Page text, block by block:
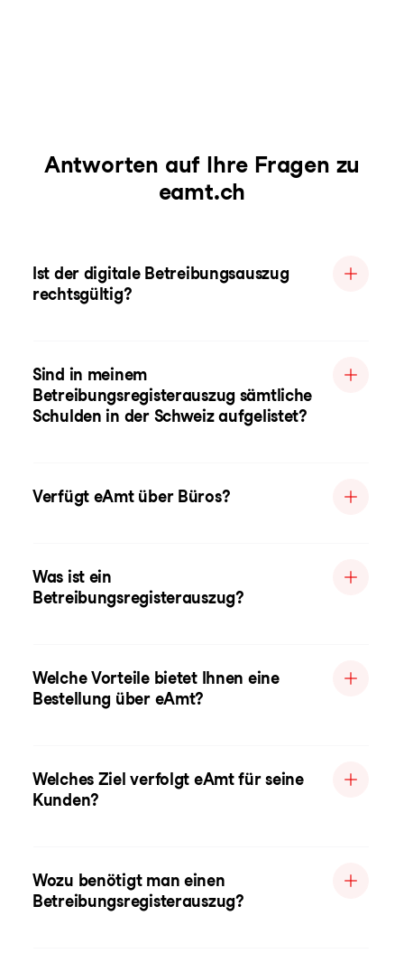
Antworten auf Ihre Fragen zu
eamt.ch
Ist der digitale Betreibungsauszug
rechtsgültig?
Sind in meinem
Betreibungsregisterauszug sämtliche
Schulden in der Schweiz aufgelistet?
Verfügt eAmt über Büros?
Was ist ein
Betreibungsregisterauszug?
Welche Vorteile bietet Ihnen eine
Bestellung über eAmt?
Welches Ziel verfolgt eAmt für seine
Kunden?
Wozu benötigt man einen
Betreibungsregisterauszug?